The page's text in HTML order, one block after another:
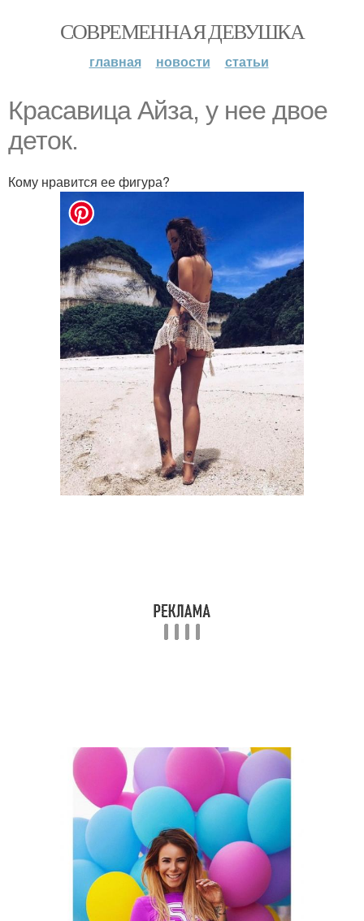
СОВРЕМЕННАЯ ДЕВУШКА
главная новости статьи
Красавица Айза, у нее двое
деток.
Кому нравится ее фигура?